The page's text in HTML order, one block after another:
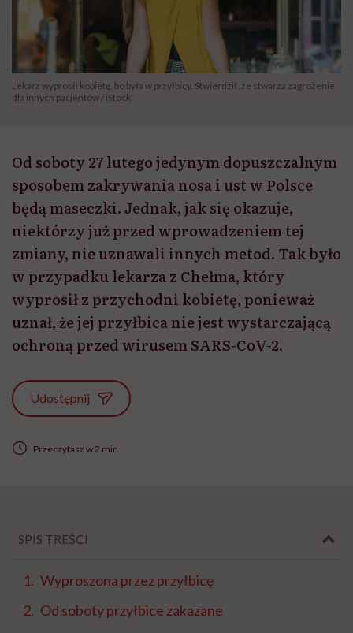
Lekarz wyprosił kobietę, bo była w przyłbicy. Stwierdził, że stwarza zagrożenie
dla innych pacjentów / iStock
Od soboty 27 lutego jedynym dopuszczalnym
sposobem zakrywania nosa i ust w Polsce
będą maseczki. Jednak, jak się okazuje,
niektórzy już przed wprowadzeniem tej
zmiany, nie uznawali innych metod. Tak było
w przypadku lekarza z Chełma, który
wyprosił z przychodni kobietę, ponieważ
uznał, że jej przyłbica nie jest wystarczającą
ochroną przed wirusem SARS-CoV-2.
Udostępnij
Przeczytasz w 2 min
SPIS TREŚCI
Wyproszona przez przyłbicę
Od soboty przyłbice zakazane